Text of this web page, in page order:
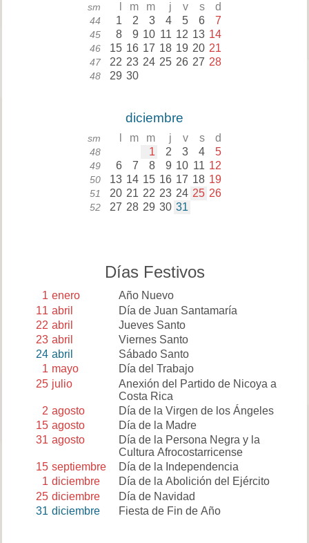
sm m m j v s d
44 1 2 3 4 5 6 7
45 8 9 10 11 12 13 14
46 15 16 17 18 19 20 21
47 22 23 24 25 26 27 28
48 29 30
diciembre
sm m m j v s d
48 1 2 3 4 5
49 6 7 8 9 10 11 12
50 13 14 15 16 17 18 19
51 20 21 22 23 24 25 26
52 27 28 29 30 31
Días Festivos
1 enero
Año Nuevo
11 abril
Día de Juan Santamaría
22 abril
Jueves Santo
23 abril
Viernes Santo
24 abril
Sábado Santo
1 mayo
Día del Trabajo
25 julio
Anexión del Partido de Nicoya a
Costa Rica
2 agosto
Día de la Virgen de los Ángeles
15 agosto
Día de la Madre
31 agosto
Día de la Persona Negra y la
Cultura Afrocostarricense
15 septiembre
Día de la Independencia
1 diciembre
Día de la Abolición del Ejército
25 diciembre
Día de Navidad
31 diciembre Fiesta de Fin de Año